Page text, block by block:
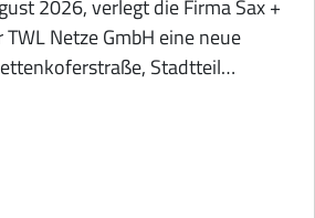
2026, verlegt die Firma Sax +
Netze GmbH eine neue
Stadtteil…